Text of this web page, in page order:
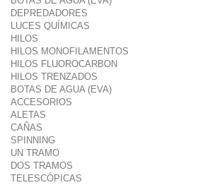
DEPREDADORES
LUCES QUÍMICAS
HILOS
HILOS MONOFILAMENTOS
HILOS FLUOROCARBON
HILOS TRENZADOS
BOTAS DE AGUA (EVA)
ACCESORIOS
ALETAS
CAÑAS
SPINNING
UN TRAMO
DOS TRAMOS
TELESCÓPICAS